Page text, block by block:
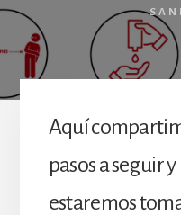
Aquí
pasos a seguir
estaremos